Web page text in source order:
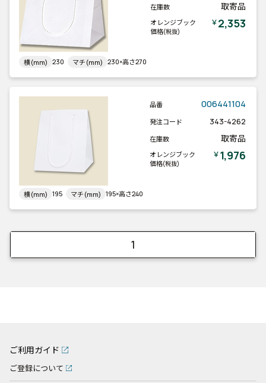
在庫数 取寄品
オレンジブック
価格(税抜)
￥2,353
横(mm) 230 マチ(mm) 230×高さ270
品番 006441104
発注コード 343-4262
在庫数 取寄品
オレンジブック
価格(税抜)
￥1,976
横(mm) 195 マチ(mm) 195×高さ240
1
ご利用ガイド
ご登録について